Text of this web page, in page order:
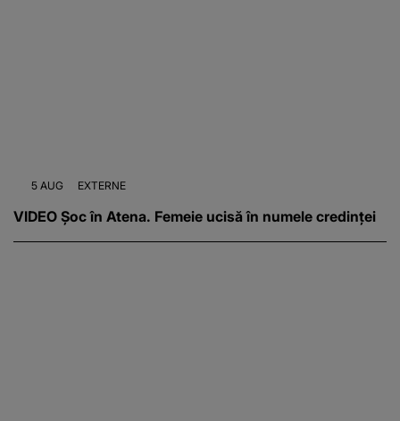
5 AUG EXTERNE
VIDEO Șoc în Atena. Femeie ucisă în numele credinței